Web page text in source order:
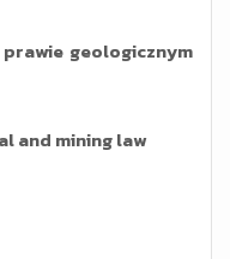
geologicznym
and mining law